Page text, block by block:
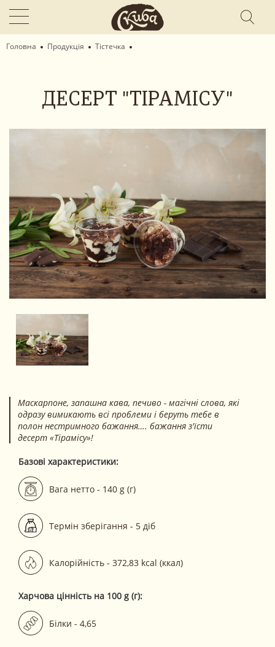
Головна Продукція Тістечка
ДЕСЕРТ "ТІРАМІСУ"
Маскарпоне, запашна кава, печиво - магічні слова, які
одразу вимикають всі проблеми і беруть тебе в
полон нестримного бажання…. бажання з'їсти
десерт «Тірамісу»!
Базові характеристики:
Вага нетто - 140 g (г)
Термін зберігання - 5 діб
Калорійність - 372,83 kcal (ккал)
Харчова цінність на 100 g (г):
Білки - 4,65